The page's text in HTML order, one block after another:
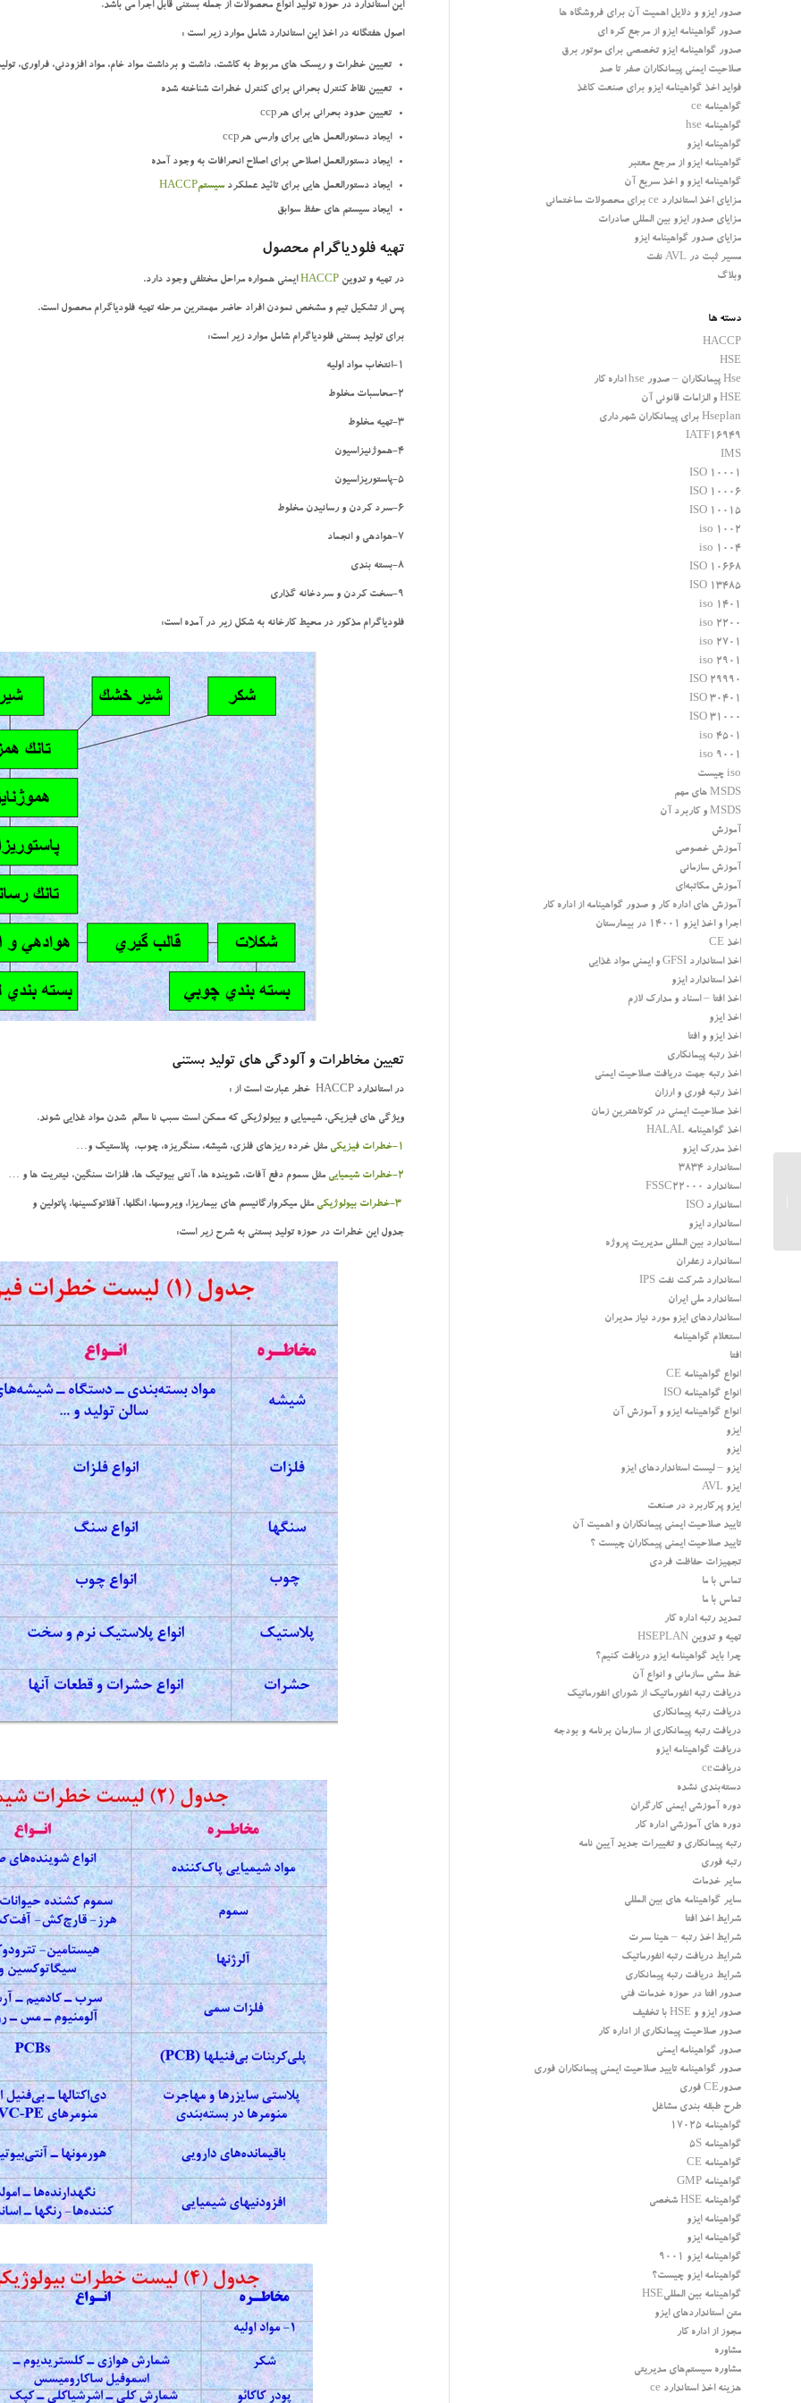
این استاندارد در حوزه تولید انواع محصولات از جمله بستنی قابل اجرا می باشد.
اصول هفتگانه در اخذ این استاندارد شامل موارد زیر است :
تعيين خطرات و ريسك هاي مربوط به كاشت، داشت و برداشت مواد خام، مواد افزودني، فراوري،
تعيين نقاط كنترل بحراني براي كنترل خطرات شناخته شده
تعيين حدود بحراني براي هرccp
ايجاد دستورالعمل هايي براي وارسي هرccp
ايجاد دستورالعمل اصلاحي براي اصلاح انحرافات به وجود آمده
ايجاد دستورالعمل هايي براي تائيد عملكرد سيستمHACCP
ايجاد سيستم هاي حفظ سوابق
تهیه فلودیاگرام محصول
در تهیه و تدوین HACCPایمنی همواره مراحل مختلفی وجود دارد.
پس از تشکیل تیم و مشخص نمودن افراد حاضر مهمترین مرحله تهیه فلودیاگرام محصول است.
برای تولید بستنی فلودیاگرام شامل موارد زیر است:
1-انتخاب مواد اوليه
2-محاسبات مخلوط
3-تهيه مخلوط
4-هموژنيزاسيون
5-پاستوريزاسيون
6-سرد كردن و رسانيدن مخلوط
7-هوادهي و انجماد
8-بسته بندي
9-سخت كردن و سردخانه گذاري
فلودیاگرام مذکور در محیط کارخانه به شکل زیر در آمده است:
تعیین مخاطرات و آلودگی های تولید بستنی
در استاندارد HACCP خطر عبارت است از :
ويژگي هاي فيزيكي، شيميايي و بيولوژيكي كه ممكن است سبب نا سالم شدن مواد غذايي شوند.
1-خطرات فيزيكي مثل خرده ريزهاي فلزي، شيشه، سنگريزه، چوب، پلاستيك و…
2-خطرات شيميايي مثل سموم دفع آفات، شوينده ها، آنتي بيوتيك ها، فلزات سنگين، نيتريت ها و …
3-خطرات بيولوژيكي مثل ميكروارگانيسم هاي بيماريزا، ويروسها، انگلها، آفلاتوكسينها، پاتولين و
جدول این خطرات در حوزه تولید بستنی به شرح زیر است:
صدور ایزو و دلایل اهمیت آن برای فروشگاه ها
صدور گواهینامه ایزو از مرجع کره ای
صدور گواهینامه ایزو تخصصی برای موتور برق
صلاحیت ایمنی پیمانکاران صفر تا صد
فواید اخذ گواهینامه ایزو برای صنعت کاغذ
گواهینامه ce
گواهینامه hse
گواهینامه ایزو
گواهینامه ایزو از مرجع معتبر
گواهینامه ایزو و اخذ سریع آن
مزایای اخذ استاندارد ce برای محصولات ساختمانی
مزایای صدور ایزو بین المللی صادرات
مزایای صدور گواهینامه ایزو
مسیر ثبت در AVL نفت
وبلاگ
دسته ها
HACCP
HSE
Hse پیمانکاران – صدور hse اداره کار
HSE و الزامات قانونی آن
Hseplan برای پیمانکاران شهرداری
IATF16949
IMS
ISO 10001
ISO 10006
ISO 10015
iso 1002
iso 1004
ISO 10668
ISO 13485
iso 1401
iso 2200
iso 2701
iso 2901
ISO 29990
ISO 30401
ISO 31000
iso 4501
iso 9001
iso چیست
MSDS های مهم
MSDS و کاربرد آن
آموزش
آموزش خصوصی
آموزش سازمانی
آموزش مکاتبه‌ای
آموزش های اداره کار و صدور گواهینامه از اداره کار
اجرا و اخذ ایزو 14001 در بیمارستان
اخذ CE
اخذ استاندارد GFSI و ایمنی مواد غذایی
اخذ استاندارد ایزو
اخذ افتا – اسناد و مدارک لازم
اخذ ایزو
اخذ ایزو و افتا
اخذ رتبه پیمانکاری
اخذ رتبه جهت دریافت صلاحیت ایمنی
اخذ رتبه فوری و ارزان
اخذ صلاحیت ایمنی در کوتاهترین زمان
اخذ گواهینامه HALAL
اخذ مدرک ایزو
استاندارد 3834
استاندارد FSSC22000
استاندارد ISO
استاندارد ایزو
استاندارد بین المللی مدیریت پروژه
استاندارد زعفران
استاندارد شرکت نفت IPS
استاندارد ملی ایران
استانداردهای ایزو مورد نیاز مدیران
استعلام گواهینامه
افتا
انواع گواهینامه CE
انواع گواهینامه ISO
انواع گواهینامه ایزو و آموزش آن
ایزو
ایزو
ایزو – لیست استانداردهای ایزو
ایزو AVL
ایزو پرکاربرد در صنعت
تایید صلاحیت ایمنی پیمانکاران و اهمیت آن
تایید صلاحیت ایمنی پیمکاران چیست ؟
تجهیزات حفاظت فردی
تماس با ما
تماس با ما
تمدید رتبه اداره کار
تهیه و تدوین HSEPLAN
چرا باید گواهینامه ایزو دریافت کنیم؟
خط مشی سازمانی و انواع آن
دریافت رتبه انفورماتیک از شورای انفورماتیک
دریافت رتبه پیمانکاری
دریافت رتبه پیمانکاری از سازمان برنامه و بودجه
دریافت گواهینامه ایزو
دریافتce
دسته‌بندی نشده
دوره آموزشی ایمنی کارگران
دوره های آموزشی اداره کار
رتبه پیمانکاری و تغییرات جدید آیین نامه
رتبه فوری
سایر خدمات
سایر گواهینامه های بین المللی
شرایط اخذ افتا
شرایط اخذ رتبه – هینا سرت
شرایط دریافت رتبه انفورماتیک
شرایط دریافت رتبه پیمانکاری
صدور افتا در حوزه خدمات فنی
صدور ایزو و HSE با تخفیف
صدور صلاحیت پیمانکاری از اداره کار
صدور گواهینامه ایمنی
صدور گواهینامه تایید صلاحیت ایمنی پیمانکاران فوری
صدورCE فوری
طرح طبقه بندی مشاغل
گواهینامه 17025
گواهینامه 5S
گواهینامه CE
گواهینامه GMP
گواهینامه HSE شخصی
گواهینامه ایزو
گواهینامه ایزو
گواهینامه ایزو 9001
گواهینامه ایزو چیست؟
گواهینامه بین المللیHSE
متن استانداردهای ایزو
مجوز از اداره کار
مشاوره
مشاوره سیستم‌های مدیریتی
هزینه اخذ استاندارد ce
تهیه کفش ایمنی مناسب –
آموزش مسئولین ایمنی...